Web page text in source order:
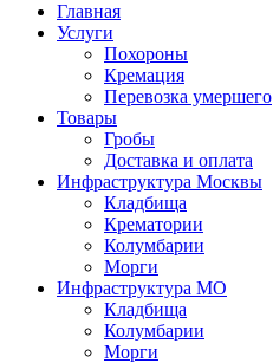
Главная
Услуги
Похороны
Кремация
Перевозка умершего
Товары
Гробы
Доставка и оплата
Инфраструктура Москвы
Кладбища
Крематории
Колумбарии
Морги
Инфраструктура МО
Кладбища
Колумбарии
Морги